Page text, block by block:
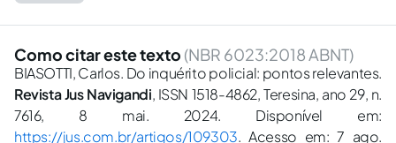
Como citar este texto (NBR 6023:2018 ABNT)
BIASOTTI, Carlos. Do inquérito policial: pontos relevantes.
Revista Jus Navigandi, ISSN 1518-4862, Teresina, ano 29, n.
7616, 8 mai. 2024. Disponível em:
https://jus.com.br/artigos/109303. Acesso em: 7 ago.